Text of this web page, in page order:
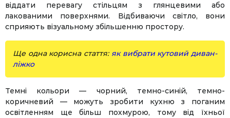
віддати перевагу стільцям з глянцевими або
лакованими поверхнями. Відбиваючи світло, вони
сприяють візуальному збільшенню простору.
Ще одна корисна стаття: як вибрати кутовий диван-
ліжко
Темні кольори — чорний, темно-синій, темно-
коричневий — можуть зробити кухню з поганим
освітленням ще більш похмурою, тому від їхньої